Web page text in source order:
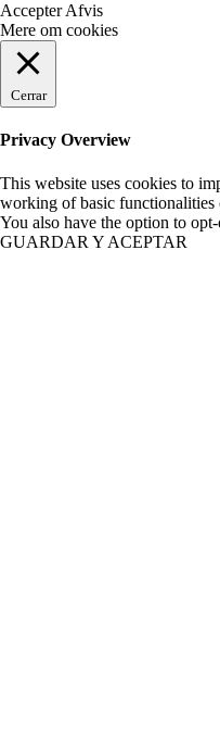
Accepter Afvis
Mere om cookies
Cerrar
Privacy Overview
This website uses cookies to
working of basic functionalities
You also have the option to
GUARDAR Y ACEPTAR